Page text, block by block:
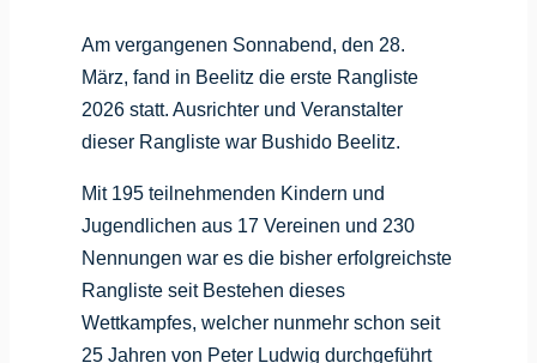
Am vergangenen Sonnabend, den 28.
März, fand in Beelitz die erste Rangliste
2026 statt. Ausrichter und Veranstalter
dieser Rangliste war Bushido Beelitz.
Mit 195 teilnehmenden Kindern und
Jugendlichen aus 17 Vereinen und 230
Nennungen war es die bisher erfolgreichste
Rangliste seit Bestehen dieses
Wettkampfes, welcher nunmehr schon seit
25 Jahren von Peter Ludwig durchgeführt